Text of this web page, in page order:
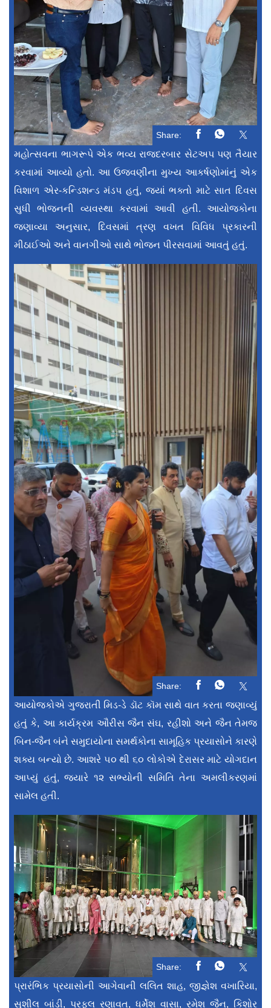
Share:
મહોત્સવના ભાગરૂપે એક ભવ્ય રાજદરબાર સેટઅપ પણ તૈયાર
કરવામાં આવ્યો હતો. આ ઉજવણીના મુખ્ય આકર્ષણોમાંનું એક
વિશાળ એર-કન્ડિશન્ડ મંડપ હતું, જ્યાં ભક્તો માટે સાત દિવસ
સુધી ભોજનની વ્યવસ્થા કરવામાં આવી હતી. આયોજકોના
જણાવ્યા અનુસાર, દિવસમાં ત્રણ વખત વિવિધ પ્રકારની
મીઠાઈઓ અને વાનગીઓ સાથે ભોજન પીરસવામાં આવતું હતું.
Share:
આયોજકોએ ગુજરાતી મિડ-ડે ડૉટ કૉમ સાથે વાત કરતા જણાવ્યું
હતું કે, આ કાર્યક્રમ ઔરીસ જૈન સંઘ, રહીશો અને જૈન તેમજ
બિન-જૈન બંને સમુદાયોના સમર્થકોના સામૂહિક પ્રયાસોને કારણે
શક્ય બન્યો છે. આશરે ૫૦ થી ૬૦ લોકોએ દેરાસર માટે યોગદાન
આપ્યું હતું, જ્યારે ૧૨ સભ્યોની સમિતિ તેના અમલીકરણમાં
સામેલ હતી.
Share:
પ્રારંભિક પ્રયાસોની આગેવાની લલિત શાહ, જીજ્ઞેશ વખારિયા,
સુશીલ બાંડી, પ્રફુલ રણાવત, ધર્મેશ વાસા, રમેશ જૈન, કિશોર